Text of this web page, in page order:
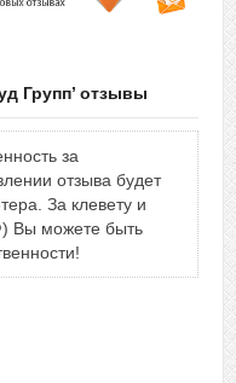
Групп’ отзывы
за
отзыва будет
За клевету и
Вы можете быть